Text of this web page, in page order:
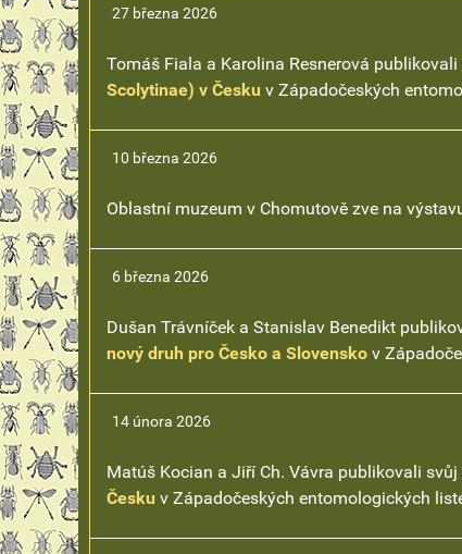
27 března 2026
Tomáš Fiala a Karolina Resnerová
Scolytinae) v Česku v Západočeských
10 března 2026
Oblastní muzeum v Chomutově zve na
6 března 2026
Dušan Trávníček a Stanislav Benedikt
nový druh pro Česko a Slovensko v
14 února 2026
Matúš Kocian a Jiří Ch. Vávra publikovali svůj
Česku v Západočeských entomologických